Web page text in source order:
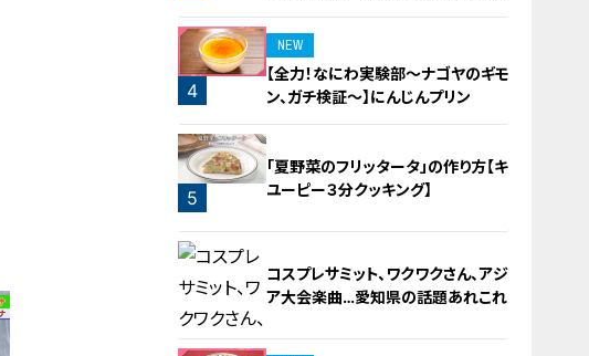
バラミンチの油そば
4
NEW
【全力！なにわ実験部～ナゴヤのギモ
ン、ガチ検証～】にんじんプリン
5
「夏野菜のフリッタータ」の作り方【キ
ユーピー３分クッキング】
コスプレサミット、ワクワクさん、アジ
ア大会楽曲…愛知県の話題あれこれ